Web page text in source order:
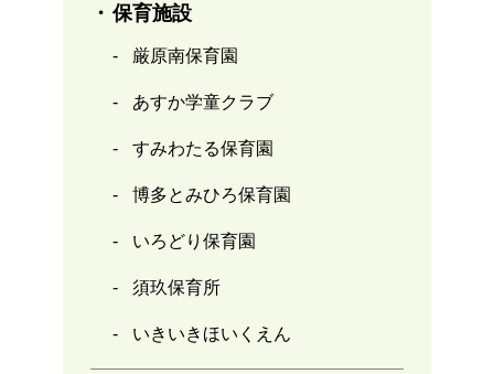
保育施設
厳原南保育園
あすか学童クラブ
すみわたる保育園
博多とみひろ保育園
いろどり保育園
須玖保育所
いきいきほいくえん